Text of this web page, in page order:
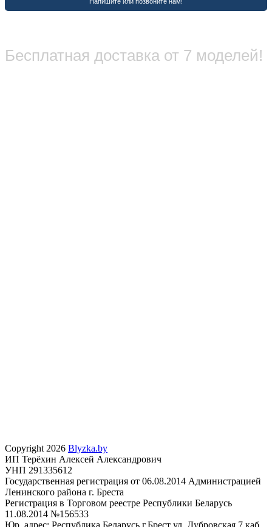
Бесплатная доставка от 7 моделей!
Copyright 2026 Blyzka.by
ИП Терёхин Алексей Александрович
УНП 291335612
Государственная регистрация от 06.08.2014 Администрацией
Ленинского района г. Бреста
Регистрация в Торговом реестре Республики Беларусь
11.08.2014 №156533